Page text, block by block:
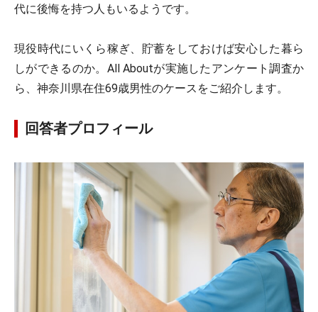
代に後悔を持つ人もいるようです。
現役時代にいくら稼ぎ、貯蓄をしておけば安心した暮ら
しができるのか。All Aboutが実施したアンケート調査か
ら、神奈川県在住69歳男性のケースをご紹介します。
回答者プロフィール